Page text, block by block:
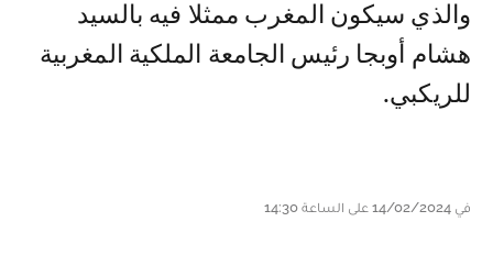
والذي سيكون المغرب ممثلا فيه بالسيد
هشام أوبجا رئيس الجامعة الملكية المغربية
للريكبي.
في 14/02/2024 على الساعة 14:30